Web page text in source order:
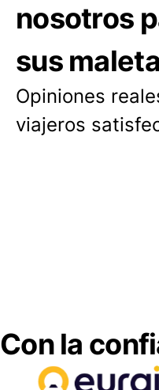
nosotros
sus
Opiniones
viajeros
Con la